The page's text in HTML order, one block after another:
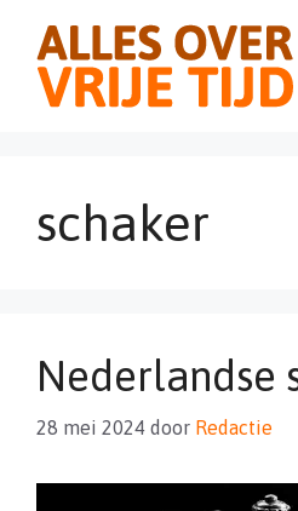
inhoud
schaker
Nederlandse
28 mei 2024 door Redactie